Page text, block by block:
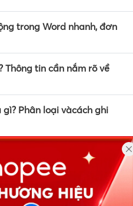
trong Word nhanh, đơn
Thông tin cần nắm rõ về
gì? Phân loại vàcách ghi